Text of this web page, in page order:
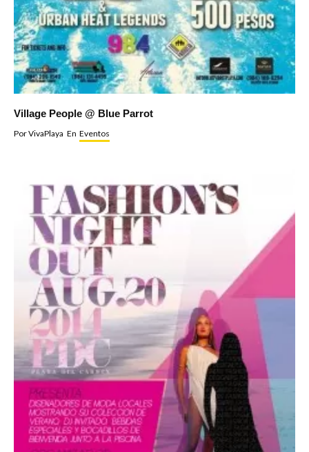
Village People @ Blue Parrot
PorVivaPlaya En Eventos